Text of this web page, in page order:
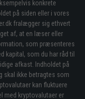
konkrete
på siden eller i vores
fralægger sig ethvert
af, at en læser eller
som præsenteres
kapital, som du har råd til
afkast. Indholdet på
skal ikke betragtes som
kan fluktuere
med kryptovalutaer er